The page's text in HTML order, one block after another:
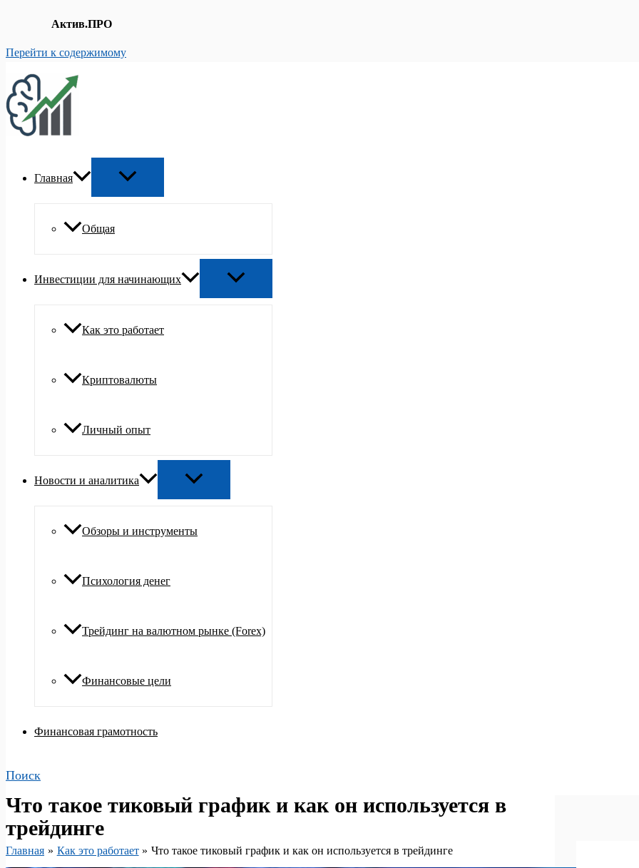
Актив.ПРО
Перейти к содержимому
Главная
Общая
Инвестиции для начинающих
Как это работает
Криптовалюты
Личный опыт
Новости и аналитика
Обзоры и инструменты
Психология денег
Трейдинг на валютном рынке (Forex)
Финансовые цели
Финансовая грамотность
Поиск
Что такое тиковый график и как он используется в
трейдинге
Главная Как это работает Что такое тиковый график и как он используется в трейдинге